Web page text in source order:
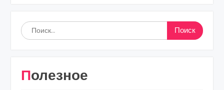
Найти:
Полезное